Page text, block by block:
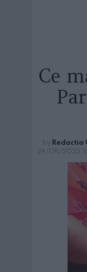
Ce
by Redactia
24/08/2023,